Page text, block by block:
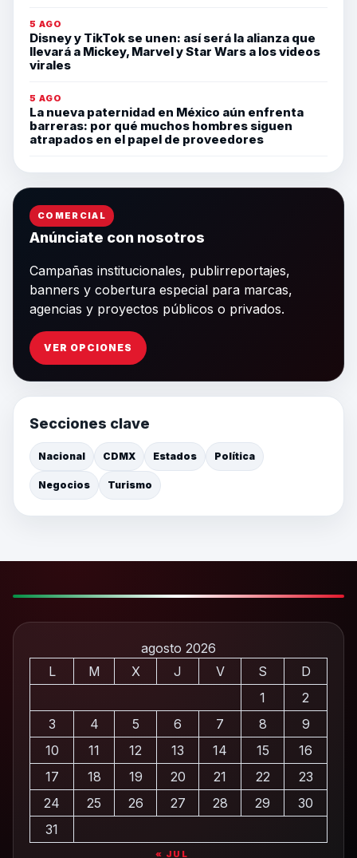
5 AGO
Disney y TikTok se unen: así será la alianza que
llevará a Mickey, Marvel y Star Wars a los videos
virales
5 AGO
La nueva paternidad en México aún enfrenta
barreras: por qué muchos hombres siguen
atrapados en el papel de proveedores
COMERCIAL
Anúnciate con nosotros
Campañas institucionales, publirreportajes,
banners y cobertura especial para marcas,
agencias y proyectos públicos o privados.
VER OPCIONES
Secciones clave
Nacional CDMX Estados Política
Negocios Turismo
agosto 2026
L
M X J V S
D
1
2
3
4 5 6 7 8
9
10
11 12 13 14 15
16
17
18 19 20 21 22
23
24
25 26 27 28 29
30
31
« JUL